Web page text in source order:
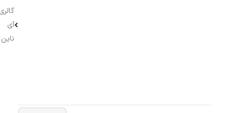
آی
ناین